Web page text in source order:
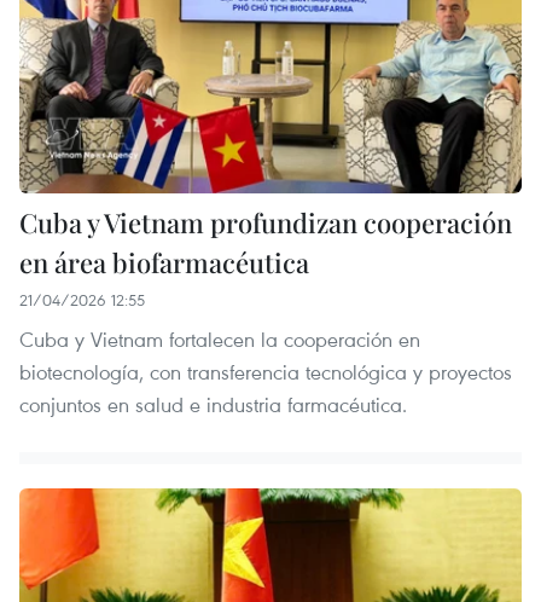
Cuba y Vietnam profundizan cooperación
en área biofarmacéutica
21/04/2026 12:55
Cuba y Vietnam fortalecen la cooperación en
biotecnología, con transferencia tecnológica y proyectos
conjuntos en salud e industria farmacéutica.